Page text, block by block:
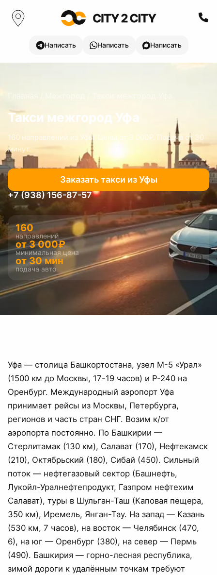
Написать Написать Написать
Такси межгород Уфа
160 направлений из Уфы. Цены от 3 000₽. Подача от 30
минут.
Заказать такси из Уфы
+7 (938) 156-87-57
160
направлений
от3 000₽
минимальная цена
от 30 мин
подача авто
Уфа — столица Башкортостана, узел М-5 «Урал»
(1500 км до Москвы, 17-19 часов) и Р-240 на
Оренбург. Международный аэропорт Уфа
принимает рейсы из Москвы, Петербурга,
регионов и часть стран СНГ. Возим к/от
аэропорта постоянно. По Башкирии —
Стерлитамак (130 км), Салават (170), Нефтекамск
(210), Октябрьский (180), Сибай (450). Сильный
поток — нефтегазовый сектор (Башнефть,
Лукойл-Уралнефтепродукт, Газпром нефтехим
Салават), туры в Шульган-Таш (Каповая пещера,
350 км), Иремель, Янган-Тау. На запад — Казань
(530 км, 7 часов), на восток — Челябинск (470,
6), на юг — Оренбург (380), на север — Пермь
(490). Башкирия — горно-лесная республика,
зимой дороги к удалённым точкам требуют